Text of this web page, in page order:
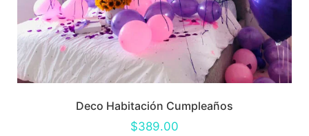
Deco Habitación Cumpleaños
$389.00